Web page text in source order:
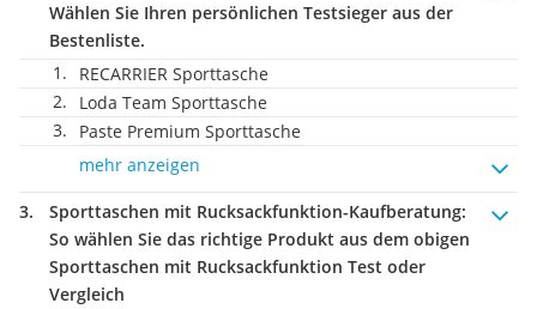
Wählen Sie Ihren persönlichen Testsieger aus der
Bestenliste.
RECARRIER Sporttasche
Loda Team Sporttasche
Paste Premium Sporttasche
mehr anzeigen
Sporttaschen mit Rucksackfunktion-Kaufberatung:
So wählen Sie das richtige Produkt aus dem obigen
Sporttaschen mit Rucksackfunktion Test oder
Vergleich